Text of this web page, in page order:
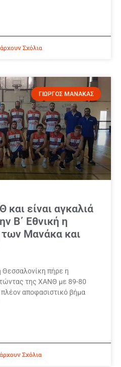
Σχόλια
ΓΙΩΡΓΟΣ ΜΑΝΑΚΑΣ
είναι αγκαλιά
Β΄ Εθνική η
Μανάκα και
πήρε η
της ΧΑΝΘ με 89-80
αποφασιστικό βήμα
Σχόλια